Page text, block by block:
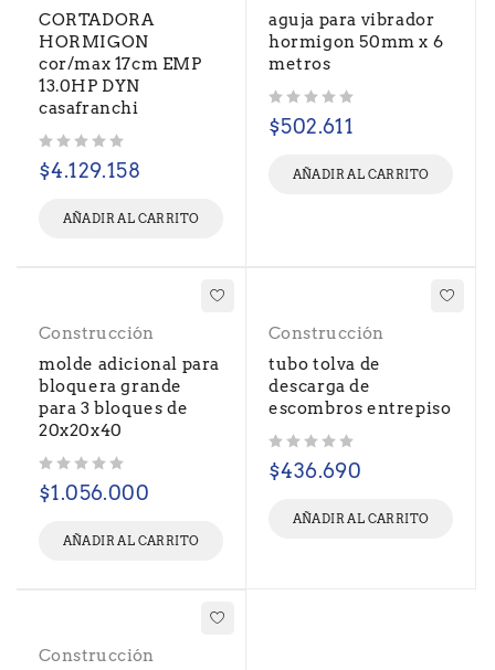
CORTADORA
HORMIGON
cor/max 17cm EMP
13.0HP DYN
casafranchi
$4.129.158
AÑADIR AL CARRITO
aguja para vibrador
hormigon 50mm x 6
metros
$502.611
AÑADIR AL CARRITO
Construcción
molde adicional para
bloquera grande
para 3 bloques de
20x20x40
$1.056.000
AÑADIR AL CARRITO
Construcción
tubo tolva de
descarga de
escombros entrepiso
$436.690
AÑADIR AL CARRITO
Construcción